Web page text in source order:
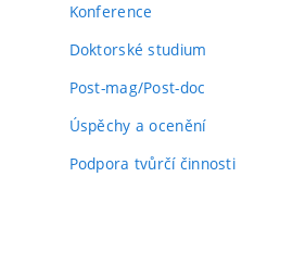
Konference
Doktorské studium
Post-mag/Post-doc
Úspěchy a ocenění
Podpora tvůrčí činnosti